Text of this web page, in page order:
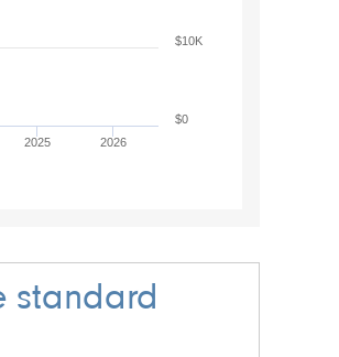
2025 2026
$10K
$0
standard